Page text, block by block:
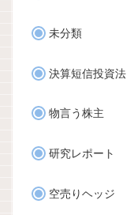
未分類
決算短信投資法
物言う株主
研究レポート
空売りヘッジ